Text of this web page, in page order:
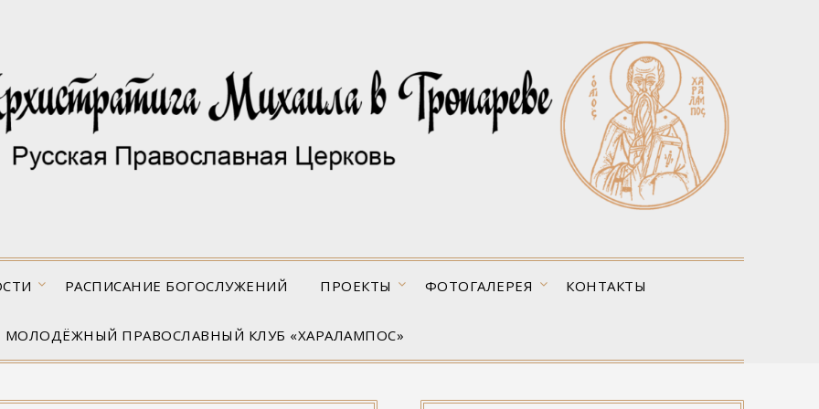
РАСПИСАНИЕ БОГОСЛУЖЕНИЙ ПРОЕКТЫ ФОТОГАЛЕРЕЯ КОНТАКТЫ
МОЛОДЁЖНЫЙ ПРАВОСЛАВНЫЙ КЛУБ «ХАРАЛАМПОС»